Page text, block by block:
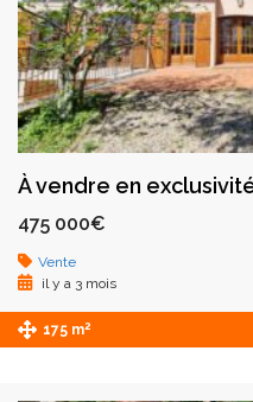
475 000€
Vente
il y a 3 mois
175 m2